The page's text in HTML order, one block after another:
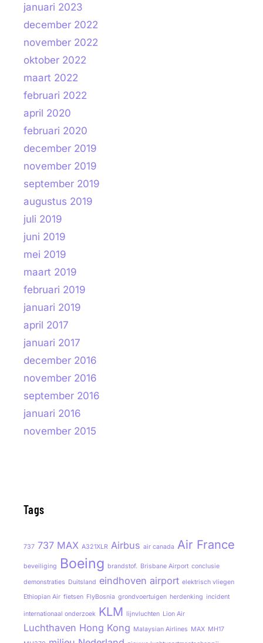
januari 2023
december 2022
november 2022
oktober 2022
maart 2022
februari 2022
april 2020
februari 2020
december 2019
november 2019
september 2019
augustus 2019
juli 2019
juni 2019
mei 2019
maart 2019
februari 2019
januari 2019
april 2017
januari 2017
december 2016
november 2016
september 2016
januari 2016
november 2015
Tags
737 737 MAX A321XLR Airbus air canada Air France
beveiliging Boeing brandstof. Brisbane Airport conclusie
demonstraties Duitsland eindhoven airport elektrisch vliegen
Ethiopian Air fietsen FlyBosnia grondvoertuigen herdenking incident
internationaal onderzoek KLM lijnvluchten Lion Air
Luchthaven Hong Kong Malaysian Airlines MAX MH17